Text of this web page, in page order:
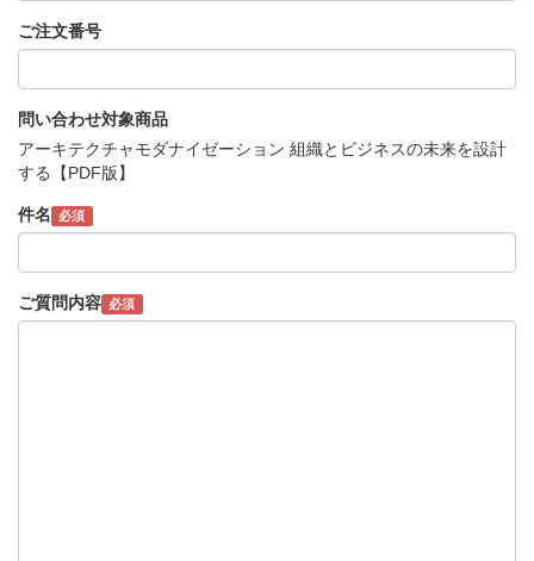
ご注文番号
問い合わせ対象商品
アーキテクチャモダナイゼーション 組織とビジネスの未来を設計
する【PDF版】
件名 必須
ご質問内容 必須